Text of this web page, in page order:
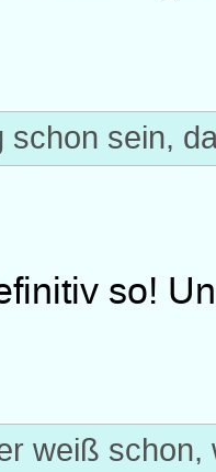
schon sein,
so!
weiß